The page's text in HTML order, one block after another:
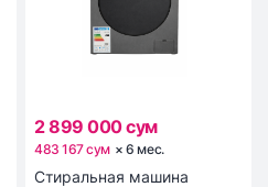
2 899 000 сум
483 167 сум ×6 мес.
Стиральная машина